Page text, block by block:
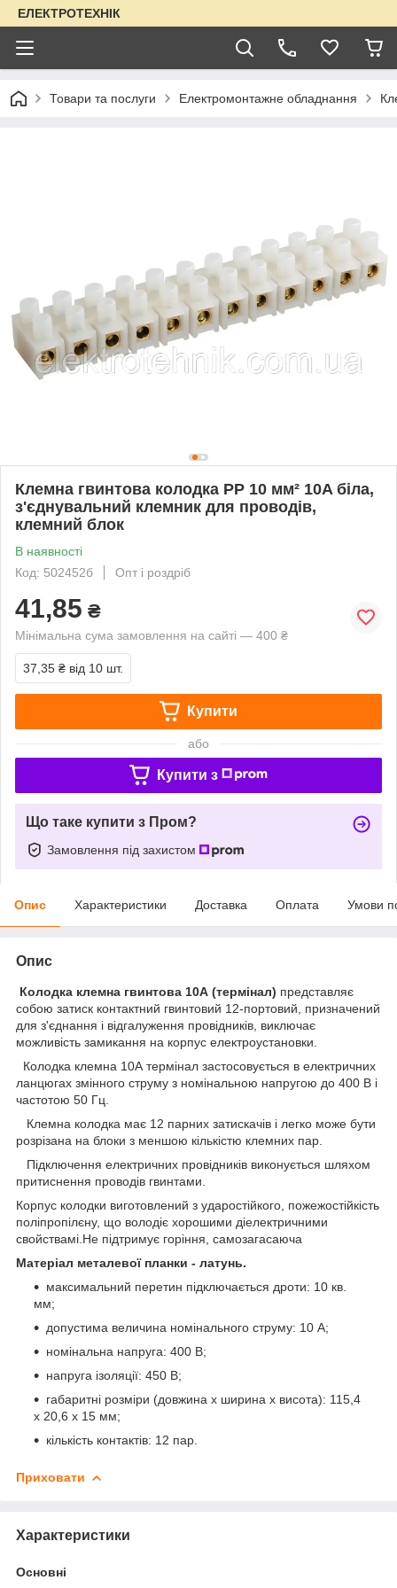
ЕЛЕКТРОТЕХНІК
Товари та послуги Електромонтажне обладнання
Клемна гвинтова колодка PP 10 мм² 10A біла,
з'єднувальний клемник для проводів,
клемний блок
В наявності
Код: 502452б
Опт і роздріб
41,85 ₴
Мінімальна сума замовлення на сайті — 400 ₴
37,35 ₴ від 10 шт.
Купити
або
Купити з
Що таке купити з Пром?
Замовлення під захистом
Опис Характеристики Доставка Оплата Умови
Опис
Колодка клемна гвинтова 10А (термінал) представляє
собою затиск контактний гвинтовий 12-портовий, призначений
для з'єднання і відгалуження провідників, виключає
можливість замикання на корпус електроустановки.
Колодка клемна 10А термінал застосовується в електричних
ланцюгах змінного струму з номінальною напругою до 400 В і
частотою 50 Гц.
Клемна колодка має 12 парних затискачів і легко може бути
розрізана на блоки з меншою кількістю клемних пар.
Підключення електричних провідників виконується шляхом
притиснення проводів гвинтами.
Корпус колодки виготовлений з ударостійкого, пожежостійкість
поліпропілєну, що володіє хорошими діелектричними
свойствамі.Не підтримує горіння, самозагасаюча
Матеріал металевої планки - латунь.
максимальний перетин підключається дроти: 10 кв.
мм;
допустима величина номінального струму: 10 А;
номінальна напруга: 400 В;
напруга ізоляції: 450 В;
габаритні розміри (довжина х ширина x висота): 115,4
х 20,6 х 15 мм;
кількість контактів: 12 пар.
Приховати
Характеристики
Основні